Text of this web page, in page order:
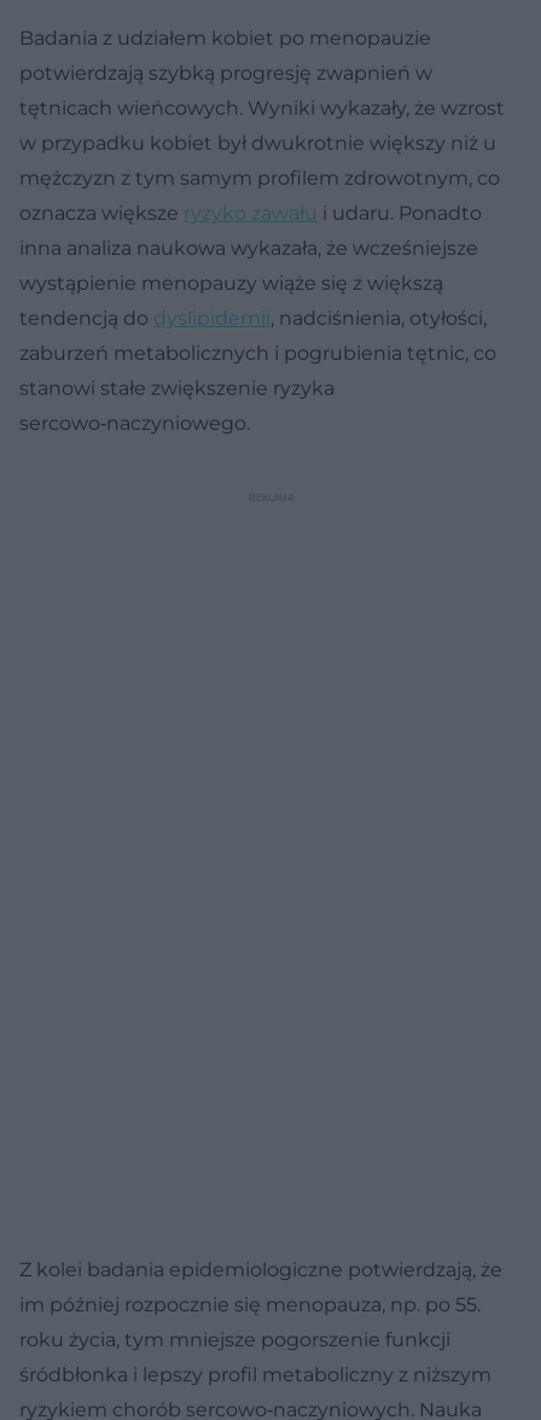
Badania z udziałem kobiet po menopauzie
potwierdzają szybką progresję zwapnień w
tętnicach wieńcowych. Wyniki wykazały, że wzrost
w przypadku kobiet był dwukrotnie większy niż u
mężczyzn z tym samym profilem zdrowotnym, co
oznacza większe ryzyko zawału i udaru. Ponadto
inna analiza naukowa wykazała, że wcześniejsze
wystąpienie menopauzy wiąże się z większą
tendencją do dyslipidemii, nadciśnienia, otyłości,
zaburzeń metabolicznych i pogrubienia tętnic, co
stanowi stałe zwiększenie ryzyka
sercowo‑naczyniowego.
Z kolei badania epidemiologiczne potwierdzają, że
im później rozpocznie się menopauza, np. po 55.
roku życia, tym mniejsze pogorszenie funkcji
śródbłonka i lepszy profil metaboliczny z niższym
ryzykiem chorób sercowo‑naczyniowych. Nauka